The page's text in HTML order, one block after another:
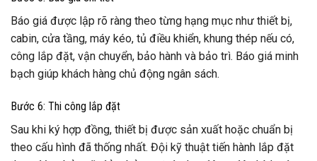
Báo giá được lập rõ ràng theo từng hạng mục như thiết bị,
cabin, cửa tầng, máy kéo, tủ điều khiển, khung thép nếu có,
công lắp đặt, vận chuyển, bảo hành và bảo trì. Báo giá minh
bạch giúp khách hàng chủ động ngân sách.
Bước 6: Thi công lắp đặt
Sau khi ký hợp đồng, thiết bị được sản xuất hoặc chuẩn bị
theo cấu hình đã thống nhất. Đội kỹ thuật tiến hành lắp đặt